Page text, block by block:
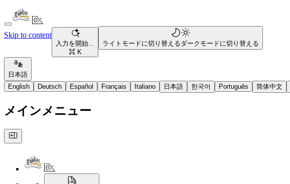
Skip to content
入力を開始...
⌘ K
ライトモードに切り替えるダークモードに切り替える
日本語
English
Deutsch Español Français Italiano 日本語 한국어 Português 简体中文
メインメニュー